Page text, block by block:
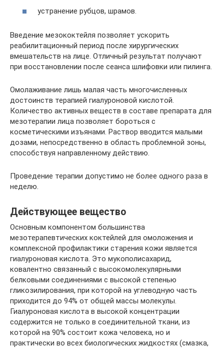
устранение рубцов, шрамов.
Введение мезококтейля позволяет ускорить
реабилитационный период после хирургических
вмешательств на лице. Отличный результат получают
при восстановлении после сеанса шлифовки или пилинга.
Омолаживание лишь малая часть многочисленных
достоинств терапией гиалуроновой кислотой.
Количество активных веществ в составе препарата для
мезотерапии лица позволяет бороться с
косметическими изъянами. Раствор вводится малыми
дозами, непосредственно в область проблемной зоны,
способствуя направленному действию.
Проведение терапии допустимо не более одного раза в
неделю.
Действующее вещество
Основным компонентом большинства
мезотерапевтических коктейлей для омоложения и
комплексной профилактики старения кожи является
гиалуроновая кислота. Это мукополисахарид,
ковалентно связанный с высокомолекулярными
белковыми соединениями с высокой степенью
гликозилирования, при которой на углеводную часть
приходится до 94% от общей массы молекулы.
Гиалуроновая кислота в высокой концентрации
содержится не только в соединительной ткани, из
которой на 90% состоит кожа человека, но и
практически во всех биологических жидкостях (смазка,